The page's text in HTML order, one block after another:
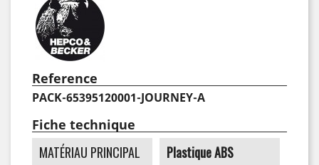
Reference
PACK-65395120001-JOURNEY-A
Fiche technique
MATÉRIAU PRINCIPAL
Plastique ABS